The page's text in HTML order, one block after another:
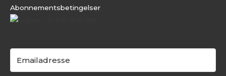
Abonnementsbetingelser